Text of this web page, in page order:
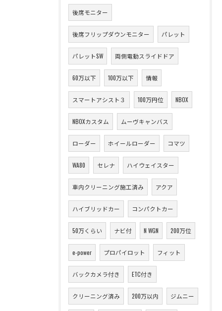
後席モニター
後席フリップダウンモニター パレット
パレットSW 両側電動スライドドア
60万以下 100万以下 情報
スマートアシスト３ 100万円位 NBOX
NBOXカスタム ムーヴキャンバス
ローダー ホイールローダー コマツ
WA80 セレナ ハイウェイスター
車内クリーニング施工済み アクア
ハイブリッドカー コンパクトカー
50万くらい ナビ付 N WGN 200万位
e-power プロパイロット フィット
バックカメラ付き ETC付き
クリーニング済み 200万以内 ジムニー